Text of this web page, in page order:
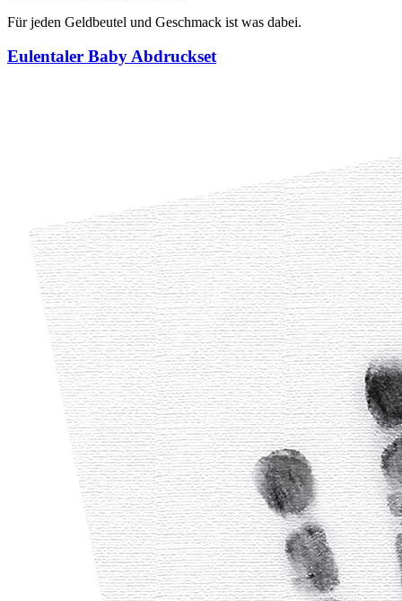
Für jeden Geldbeutel und Geschmack ist was dabei.
Eulentaler Baby Abdruckset